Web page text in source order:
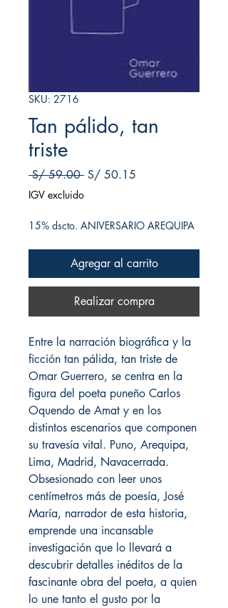
SKU: 2716
Tan pálido, tan
triste
S/ 59.00 Precio
S/ 50.15
IGV excluido
15% dscto. ANIVERSARIO AREQUIPA
Agregar al carrito
Realizar compra
Entre la narración biográfica y la
ficción tan pálida, tan triste de
Omar Guerrero, se centra en la
figura del poeta puneño Carlos
Oquendo de Amat y en los
distintos escenarios que componen
su travesía vital. Puno, Arequipa,
Lima, Madrid, Navacerrada.
Obsesionado con leer unos
centímetros más de poesía, José
María, narrador de esta historia,
emprende una incansable
investigación que lo llevará a
descubrir detalles inéditos de la
fascinante obra del poeta, a quien
lo une tanto el gusto por la